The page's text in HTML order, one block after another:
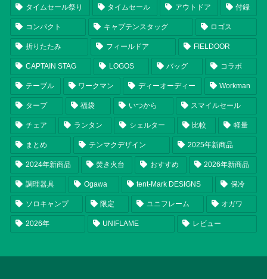
タイムセール祭り タイムセール アウトドア 付録
コンパクト キャプテンスタッグ ロゴス
折りたたみ フィールドア FIELDOOR
CAPTAIN STAG LOGOS バッグ コラボ
テーブル ワークマン ディーオーディー Workman
タープ 福袋 いつから スマイルセール
チェア ランタン シェルター 比較 軽量
まとめ テンマクデザイン 2025年新商品
2024年新商品 焚き火台 おすすめ 2026年新商品
調理器具 Ogawa tent-Mark DESIGNS 保冷
ソロキャンプ 限定 ユニフレーム オガワ
2026年 UNIFLAME レビュー